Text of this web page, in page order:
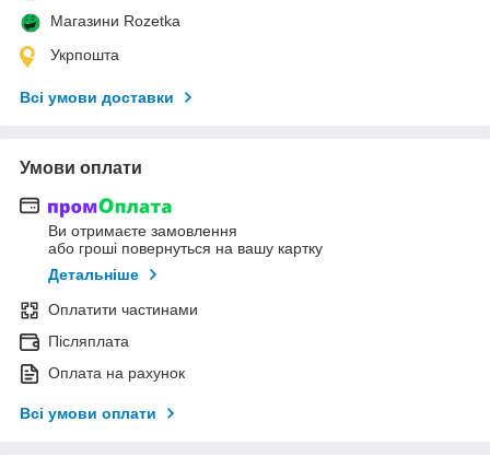
Магазини Rozetka
Укрпошта
Всі умови доставки
Умови оплати
Ви отримаєте замовлення
або гроші повернуться на вашу картку
Детальніше
Оплатити частинами
Післяплата
Оплата на рахунок
Всі умови оплати